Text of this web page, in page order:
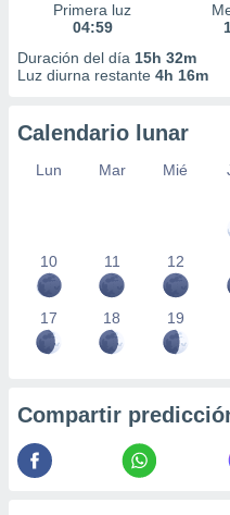
Primera luz
04:59
Duración del día 15h 32m
Luz diurna restante 4h 16m
Calendario lunar
Lun Mar Mié
10 11 12
17 18 19
Compartir